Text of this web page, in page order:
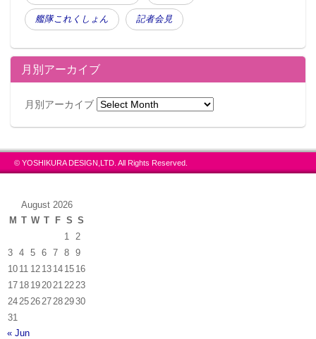
艦隊これくしょん 記者会見
月別アーカイブ
月別アーカイブ
© YOSHIKURA DESIGN,LTD. All Rights Reserved.
August 2026
M T W T F S S
1
2
3
4 5 6 7 8
9
10 11 12 13 14 15 16
17 18 19 20 21 22 23
24 25 26 27 28 2930
31
« Jun